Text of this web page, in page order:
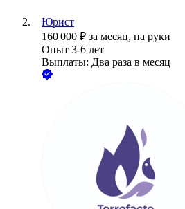
Юрист
160 000 ₽ за месяц, на руки
Опыт 3-6 лет
Выплаты: Два раза в месяц